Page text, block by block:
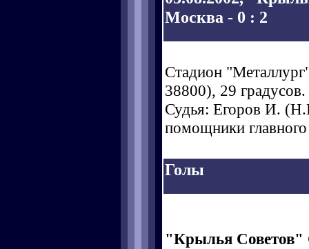
Москва - 0 : 2
Стадион
38800), 29 градусов.
Судья: Егоров И.
помощники
Голы
"Крылья Советов"